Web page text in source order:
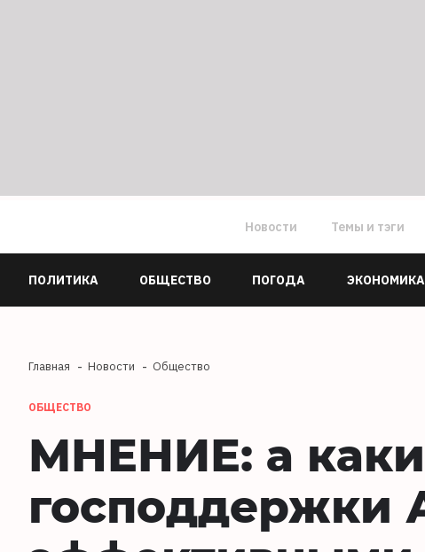
Новости Темы и тэги
ПОЛИТИКА ОБЩЕСТВО ПОГОДА ЭКОНОМИКА
Главная Новости Общество
ОБЩЕСТВО
МНЕНИЕ: а